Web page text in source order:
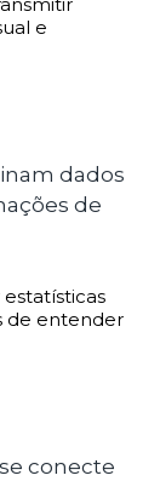
e
dados
de
de entender
conecte